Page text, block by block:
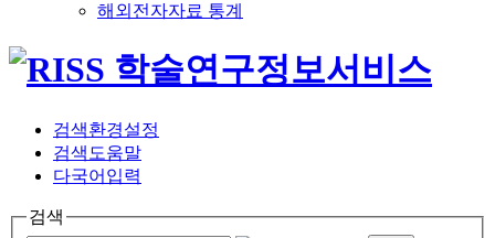
해외전자자료 통계
검색환경설정
검색도움말
다국어입력
검색